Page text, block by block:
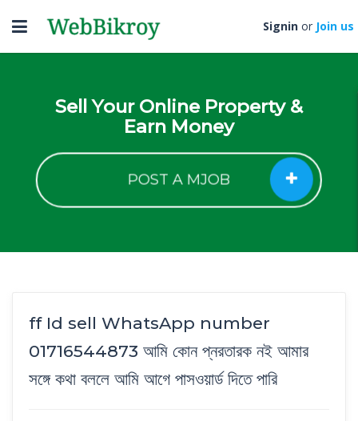
Toggle
navigation
Signin or Join us
Sell Your Online Property &
Earn Money
POST A MJOB
ff Id sell WhatsApp number
01716544873 আমি কোন প্নরতারক নই আমার
সঙ্গে কথা বললে আমি আগে পাসওয়ার্ড দিতে পারি